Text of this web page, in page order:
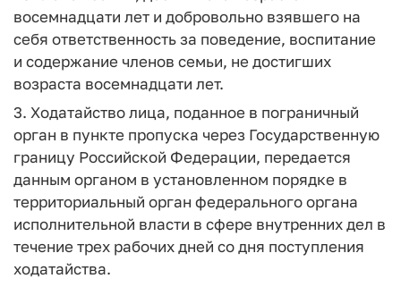
восемнадцати лет и добровольно взявшего на
себя ответственность за поведение, воспитание
и содержание членов семьи, не достигших
возраста восемнадцати лет.
3. Ходатайство лица, поданное в пограничный
орган в пункте пропуска через Государственную
границу Российской Федерации, передается
данным органом в установленном порядке в
территориальный орган федерального органа
исполнительной власти в сфере внутренних дел в
течение трех рабочих дней со дня поступления
ходатайства.